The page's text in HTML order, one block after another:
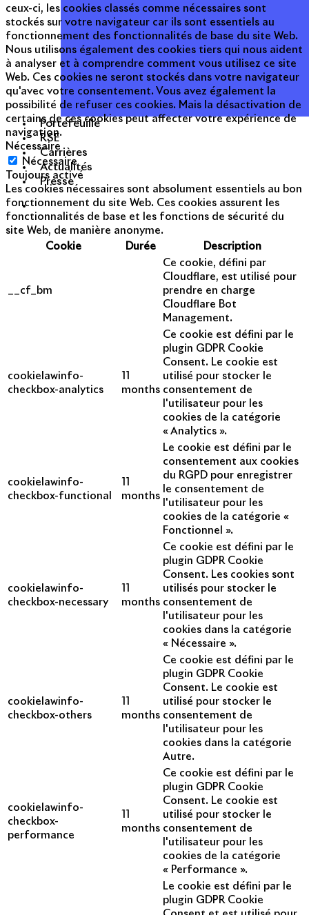
Portefeuille
RSE
Carrières
Actualités
Presse
ceux-ci, les cookies classés comme nécessaires sont
stockés sur votre navigateur car ils sont essentiels au
fonctionnement des fonctionnalités de base du site Web.
Nous utilisons également des cookies tiers qui nous aident
à analyser et à comprendre comment vous utilisez ce site
Web. Ces cookies ne seront stockés dans votre navigateur
qu'avec votre consentement. Vous avez également la
possibilité de refuser ces cookies. Mais la désactivation de
certains de ces cookies peut affecter votre expérience de
navigation.
Nécessaire
Nécessaire
Toujours activé
Les cookies nécessaires sont absolument essentiels au bon
fonctionnement du site Web. Ces cookies assurent les
fonctionnalités de base et les fonctions de sécurité du
site Web, de manière anonyme.
Cookie
Durée Description
__cf_bm
Ce cookie, défini par
Cloudflare, est utilisé pour
prendre en charge
Cloudflare Bot
Management.
cookielawinfo-
checkbox-analytics
months
Ce cookie est défini par le
plugin GDPR Cookie
Consent. Le cookie est
utilisé pour stocker le
consentement de
l'utilisateur pour les
cookies de la catégorie
« Analytics ».
cookielawinfo-
checkbox-functional
months
Le cookie est défini par le
consentement aux cookies
du RGPD pour enregistrer
le consentement de
l'utilisateur pour les
cookies de la catégorie «
Fonctionnel ».
cookielawinfo-
checkbox-necessary
months
Ce cookie est défini par le
plugin GDPR Cookie
Consent. Les cookies sont
utilisés pour stocker le
consentement de
l'utilisateur pour les
cookies dans la catégorie
« Nécessaire ».
cookielawinfo-
checkbox-others
months
Ce cookie est défini par le
plugin GDPR Cookie
Consent. Le cookie est
utilisé pour stocker le
consentement de
l'utilisateur pour les
cookies dans la catégorie
Autre.
cookielawinfo-
checkbox-
performance
months
Ce cookie est défini par le
plugin GDPR Cookie
Consent. Le cookie est
utilisé pour stocker le
consentement de
l'utilisateur pour les
cookies de la catégorie
« Performance ».
Le cookie est défini par le
plugin GDPR Cookie